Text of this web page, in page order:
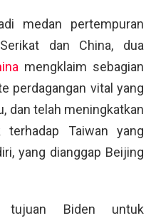
medan pertempuran
dan China, dua
mengklaim sebagian
perdagangan vital yang
dan telah meningkatkan
Taiwan yang
yang dianggap Beijing
tujuan Biden untuk